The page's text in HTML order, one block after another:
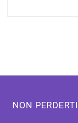
NON